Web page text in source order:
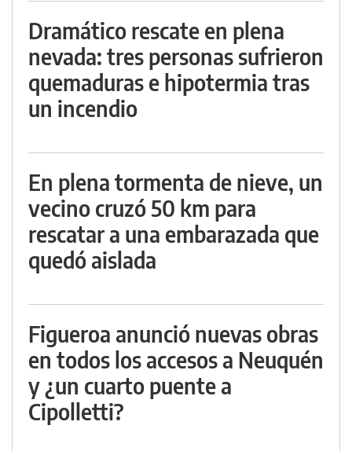
Dramático rescate en plena
nevada: tres personas sufrieron
quemaduras e hipotermia tras
un incendio
En plena tormenta de nieve, un
vecino cruzó 50 km para
rescatar a una embarazada que
quedó aislada
Figueroa anunció nuevas obras
en todos los accesos a Neuquén
y ¿un cuarto puente a
Cipolletti?